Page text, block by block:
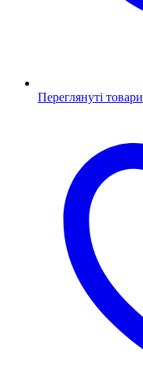
Переглянуті товари